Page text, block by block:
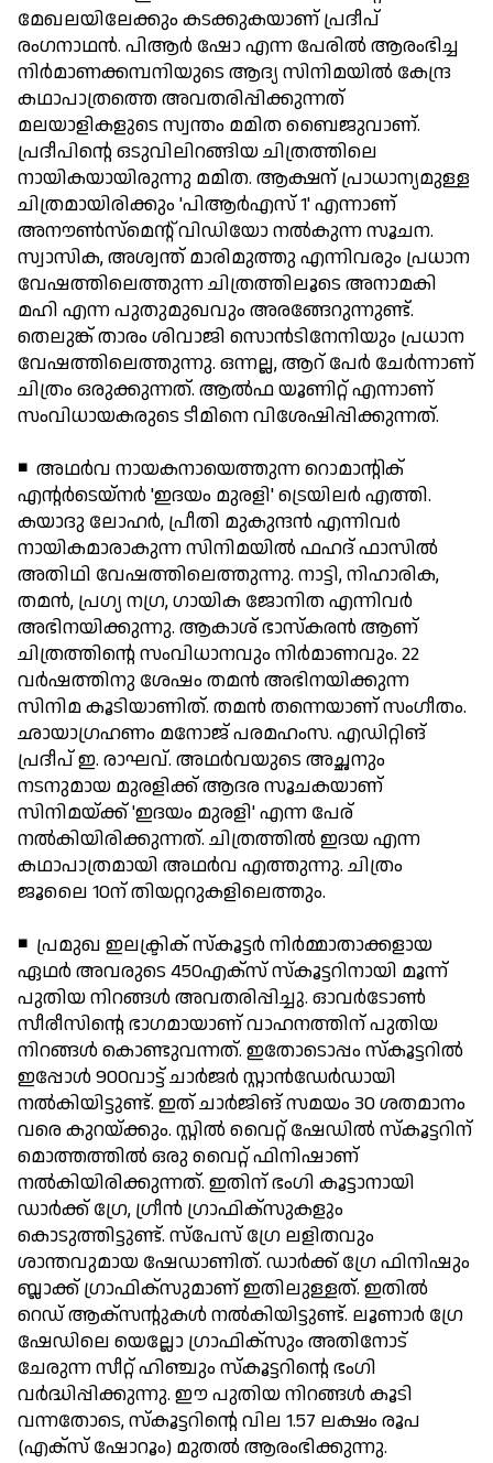
മേഖലയിലേക്കും കടക്കുകയാണ് പ്രദീപ്
രംഗനാഥന്‍. പിആര്‍ ഷോ എന്ന പേരില്‍ ആരംഭിച്ച
നിര്‍മാണക്കമ്പനിയുടെ ആദ്യ സിനിമയില്‍ കേന്ദ്ര
കഥാപാത്രത്തെ അവതരിപ്പിക്കുന്നത്
മലയാളികളുടെ സ്വന്തം മമിത ബൈജുവാണ്.
പ്രദീപിന്റെ ഒടുവിലിറങ്ങിയ ചിത്രത്തിലെ
നായികയായിരുന്നു മമിത. ആക്ഷന് പ്രാധാന്യമുള്ള
ചിത്രമായിരിക്കും 'പിആര്‍എസ് 1' എന്നാണ്
അനൗണ്‍സ്‌മെന്റ് വിഡിയോ നല്‍കുന്ന സൂചന.
സ്വാസിക, അശ്വന്ത് മാരിമുത്തു എന്നിവരും പ്രധാന
വേഷത്തിലെത്തുന്ന ചിത്രത്തിലൂടെ അനാമകി
മഹി എന്ന പുതുമുഖവും അരങ്ങേറുന്നുണ്ട്.
തെലുങ്ക് താരം ശിവാജി സൊന്‍ടിനേനിയും പ്രധാന
വേഷത്തിലെത്തുന്നു. ഒന്നല്ല, ആറ് പേര്‍ ചേര്‍ന്നാണ്
ചിത്രം ഒരുക്കുന്നത്. ആല്‍ഫ യൂണിറ്റ് എന്നാണ്
സംവിധായകരുടെ ടീമിനെ വിശേഷിപ്പിക്കുന്നത്.
◾ അഥര്‍വ നായകനായെത്തുന്ന റൊമാന്റിക്
എന്റര്‍ടെയ്നര്‍ 'ഇദയം മുരളി' ട്രെയിലര്‍ എത്തി.
കയാദു ലോഹര്‍, പ്രീതി മുകുന്ദന്‍ എന്നിവര്‍
നായികമാരാകുന്ന സിനിമയില്‍ ഫഹദ് ഫാസില്‍
അതിഥി വേഷത്തിലെത്തുന്നു. നാട്ടി, നിഹാരിക,
തമന്‍, പ്രഗ്യ നഗ്ര, ഗായിക ജോനിത എന്നിവര്‍
അഭിനയിക്കുന്നു. ആകാശ് ഭാസ്‌കരന്‍ ആണ്
ചിത്രത്തിന്റെ സംവിധാനവും നിര്‍മാണവും. 22
വര്‍ഷത്തിനു ശേഷം തമന്‍ അഭിനയിക്കുന്ന
സിനിമ കൂടിയാണിത്. തമന്‍ തന്നെയാണ് സംഗീതം.
ഛായാഗ്രഹണം മനോജ് പരമഹംസ. എഡിറ്റിങ്
പ്രദീപ് ഇ. രാഘവ്. അഥര്‍വയുടെ അച്ഛനും
നടനുമായ മുരളിക്ക് ആദര സൂചകയാണ്
സിനിമയ്ക്ക് 'ഇദയം മുരളി' എന്ന പേര്
നല്‍കിയിരിക്കുന്നത്. ചിത്രത്തില്‍ ഇദയ എന്ന
കഥാപാത്രമായി അഥര്‍വ എത്തുന്നു. ചിത്രം
ജൂലൈ 10ന് തിയറ്ററുകളിലെത്തും.
◾ പ്രമുഖ ഇലക്ട്രിക് സ്‌കൂട്ടര്‍ നിര്‍മ്മാതാക്കളായ
ഏഥര്‍ അവരുടെ 450എക്‌സ് സ്‌കൂട്ടറിനായി മൂന്ന്
പുതിയ നിറങ്ങള്‍ അവതരിപ്പിച്ചു. ഓവര്‍ടോണ്‍
സീരീസിന്റെ ഭാഗമായാണ് വാഹനത്തിന് പുതിയ
നിറങ്ങള്‍ കൊണ്ടുവന്നത്. ഇതോടൊപ്പം സ്‌കൂട്ടറില്‍
ഇപ്പോള്‍ 900വാട്ട് ചാര്‍ജര്‍ സ്റ്റാന്‍ഡേര്‍ഡായി
നല്‍കിയിട്ടുണ്ട്. ഇത് ചാര്‍ജിങ് സമയം 30 ശതമാനം
വരെ കുറയ്ക്കും. സ്റ്റില്‍ വൈറ്റ് ഷേഡില്‍ സ്‌കൂട്ടറിന്
മൊത്തത്തില്‍ ഒരു വൈറ്റ് ഫിനിഷാണ്
നല്‍കിയിരിക്കുന്നത്. ഇതിന് ഭംഗി കൂട്ടാനായി
ഡാര്‍ക്ക് ഗ്രേ, ഗ്രീന്‍ ഗ്രാഫിക്‌സുകളും
കൊടുത്തിട്ടുണ്ട്. സ്‌പേസ് ഗ്രേ ലളിതവും
ശാന്തവുമായ ഷേഡാണിത്. ഡാര്‍ക്ക് ഗ്രേ ഫിനിഷും
ബ്ലാക്ക് ഗ്രാഫിക്‌സുമാണ് ഇതിലുള്ളത്. ഇതില്‍
റെഡ് ആക്‌സന്റുകള്‍ നല്‍കിയിട്ടുണ്ട്. ലൂണാര്‍ ഗ്രേ
ഷേഡിലെ യെല്ലോ ഗ്രാഫിക്‌സും അതിനോട്
ചേരുന്ന സീറ്റ് ഹിഞ്ചും സ്‌കൂട്ടറിന്റെ ഭംഗി
വര്‍ദ്ധിപ്പിക്കുന്നു. ഈ പുതിയ നിറങ്ങള്‍ കൂടി
വന്നതോടെ, സ്‌കൂട്ടറിന്റെ വില 1.57 ലക്ഷം രൂപ
(എക്‌സ് ഷോറൂം) മുതല്‍ ആരംഭിക്കുന്നു.